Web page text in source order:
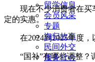
留学信息
会员风采
专题
海归故事
民间外交
服务社会
现在不少消费者在买车
定的实惠。
在2024到2025年度，以
“国补”有哪些调整？